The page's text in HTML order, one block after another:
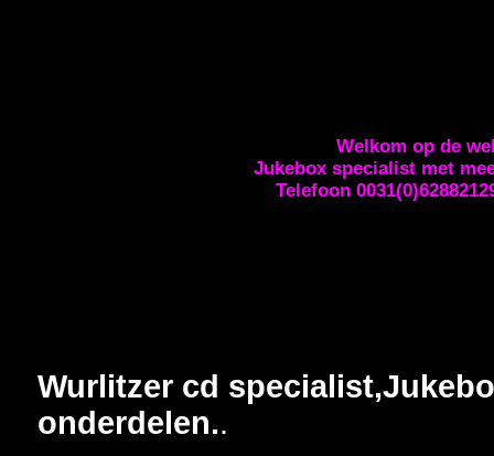
Wurlitzer cd
onderdelen..
Welkom op de
Jukebox specialist met meer
Telefoon 0031(0)628821290